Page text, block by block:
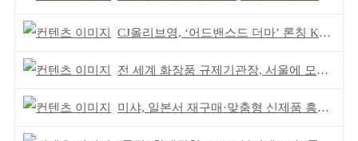
CJ올리브영, ‘어드밴스드 더마’ 론칭 K더마 육성 박차
전 세계 화장품 규제기관장, 서울에 모인다
미샤, 일본서 재구매·맞춤형 신제품 흥행 ‘쌍끌이’